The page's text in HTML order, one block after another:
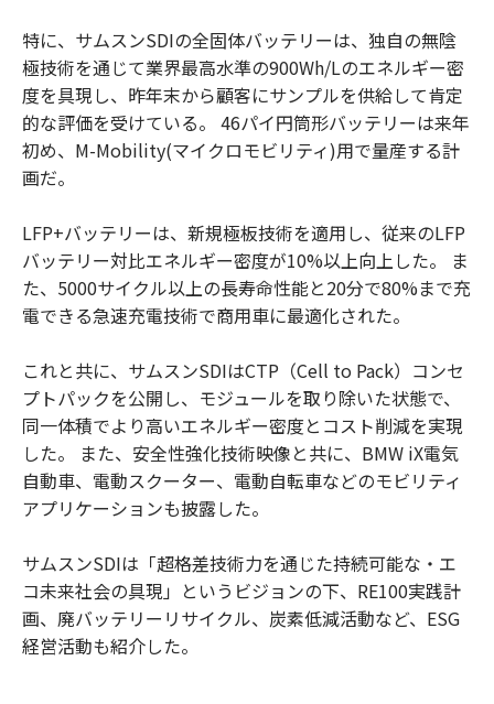
特に、サムスンSDIの全固体バッテリーは、独自の無陰
極技術を通じて業界最高水準の900Wh/Lのエネルギー密
度を具現し、昨年末から顧客にサンプルを供給して肯定
的な評価を受けている。 46パイ円筒形バッテリーは来年
初め、M-Mobility(マイクロモビリティ)用で量産する計
画だ。
LFP+バッテリーは、新規極板技術を適用し、従来のLFP
バッテリー対比エネルギー密度が10%以上向上した。 ま
た、5000サイクル以上の長寿命性能と20分で80%まで充
電できる急速充電技術で商用車に最適化された。
これと共に、サムスンSDIはCTP（Cell to Pack）コンセ
プトパックを公開し、モジュールを取り除いた状態で、
同一体積でより高いエネルギー密度とコスト削減を実現
した。 また、安全性強化技術映像と共に、BMW iX電気
自動車、電動スクーター、電動自転車などのモビリティ
アプリケーションも披露した。
サムスンSDIは「超格差技術力を通じた持続可能な・エ
コ未来社会の具現」というビジョンの下、RE100実践計
画、廃バッテリーリサイクル、炭素低減活動など、ESG
経営活動も紹介した。